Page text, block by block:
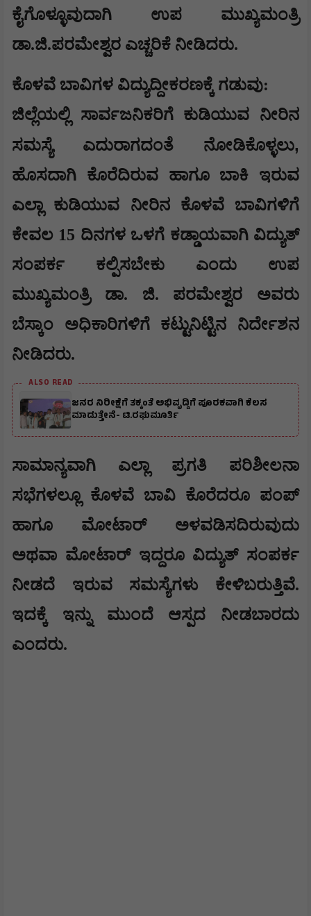
ಕೈಗೊಳ್ಳೂವುದಾಗಿ ಉಪ ಮುಖ್ಯಮಂತ್ರಿ
ಡಾ.ಜಿ.ಪರಮೇಶ್ವರ ಎಚ್ಚರಿಕೆ ನೀಡಿದರು.
ಕೊಳವೆ ಬಾವಿಗಳ ವಿದ್ಯುದ್ದೀಕರಣಕ್ಕೆ ಗಡುವು:
ಜಿಲ್ಲೆಯಲ್ಲಿ ಸಾರ್ವಜನಿಕರಿಗೆ ಕುಡಿಯುವ ನೀರಿನ
ಸಮಸ್ಯೆ ಎದುರಾಗದಂತೆ ನೋಡಿಕೊಳ್ಳಲು,
ಹೊಸದಾಗಿ ಕೊರೆದಿರುವ ಹಾಗೂ ಬಾಕಿ ಇರುವ
ಎಲ್ಲಾ ಕುಡಿಯುವ ನೀರಿನ ಕೊಳವೆ ಬಾವಿಗಳಿಗೆ
ಕೇವಲ 15 ದಿನಗಳ ಒಳಗೆ ಕಡ್ಡಾಯವಾಗಿ ವಿದ್ಯುತ್
ಸಂಪರ್ಕ ಕಲ್ಪಿಸಬೇಕು ಎಂದು ಉಪ
ಮುಖ್ಯಮಂತ್ರಿ ಡಾ. ಜಿ. ಪರಮೇಶ್ವರ ಅವರು
ಬೆಸ್ಕಾಂ ಅಧಿಕಾರಿಗಳಿಗೆ ಕಟ್ಟುನಿಟ್ಟಿನ ನಿರ್ದೇಶನ
ನೀಡಿದರು.
ALSO READ
ಜನರ ನಿರೀಕ್ಷೆಗೆ ತಕ್ಕಂತೆ ಅಭಿವೃದ್ದಿಗೆ ಪೂರಕವಾಗಿ ಕೆಲಸ
ಮಾಡುತ್ತೇನೆ- ಟಿ.ರಘುಮೂರ್ತಿ
ಸಾಮಾನ್ಯವಾಗಿ ಎಲ್ಲಾ ಪ್ರಗತಿ ಪರಿಶೀಲನಾ
ಸಭೆಗಳಲ್ಲೂ ಕೊಳವೆ ಬಾವಿ ಕೊರೆದರೂ ಪಂಪ್
ಹಾಗೂ ಮೋಟಾರ್ ಅಳವಡಿಸದಿರುವುದು
ಅಥವಾ ಮೋಟಾರ್ ಇದ್ದರೂ ವಿದ್ಯುತ್ ಸಂಪರ್ಕ
ನೀಡದೆ ಇರುವ ಸಮಸ್ಯೆಗಳು ಕೇಳಿಬರುತ್ತಿವೆ.
ಇದಕ್ಕೆ ಇನ್ನು ಮುಂದೆ ಆಸ್ಪದ ನೀಡಬಾರದು
ಎಂದರು.